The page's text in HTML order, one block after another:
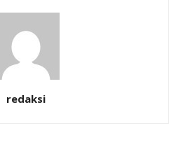
redaksi